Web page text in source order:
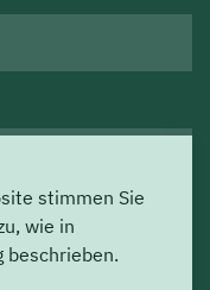
stimmen Sie
wie in
beschrieben.